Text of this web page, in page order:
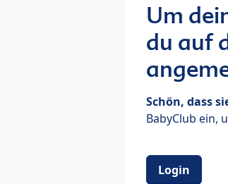
Um
du auf
Schön, dass
BabyClub ein,
Login